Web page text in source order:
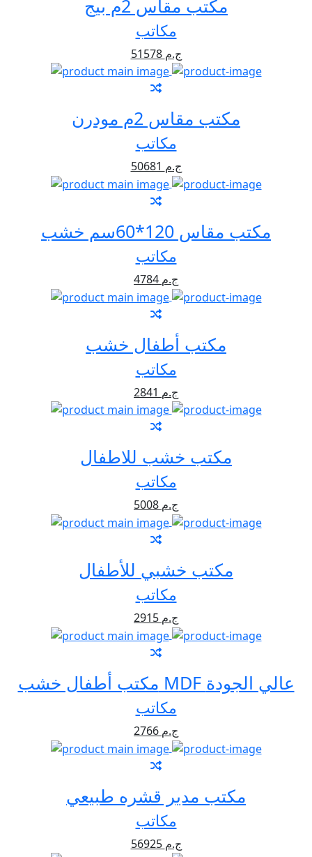
مكتب مقاس 2م بيج
مكاتب
51578 ج.م
مكتب مقاس 2م مودرن
مكاتب
50681 ج.م
مكتب مقاس 120*60سم خشب
مكاتب
4784 ج.م
مكتب أطفال خشب
مكاتب
2841 ج.م
مكتب خشب للاطفال
مكاتب
5008 ج.م
مكتب خشبي للأطفال
مكاتب
2915 ج.م
مكتب أطفال خشب MDF عالي الجودة
مكاتب
2766 ج.م
مكتب مدير قشره طبيعي
مكاتب
56925 ج.م